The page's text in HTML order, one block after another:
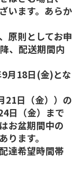
います。あらか
原則としてお申
、配送期間内
月18日(金)とな
21日（金））の
日（金）まで
お盆期間中の
ます。
達希望時間帯